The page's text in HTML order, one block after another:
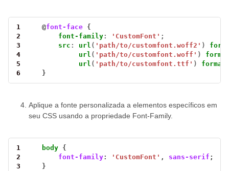
1
    @
font-face
2
font-family: 'CustomFont' ;
3
src : url ( 'path/to/customfont.woff2' )
4
url ( 'path/to/customfont.woff' )
5
url ( 'path/to/customfont.ttf' ) format
6
    }
Aplique a fonte personalizada a elementos específicos em
seu CSS usando a propriedade Font-Family.
1 body
2
font-family: 'CustomFont' , sans-serif
3